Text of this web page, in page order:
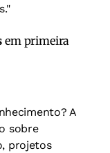
em primeira
A
sobre
projetos